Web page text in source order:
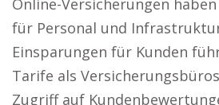
Online-Versicherungen
für Personal und
Einsparungen für Kunden
Tarife als
Zugriff auf